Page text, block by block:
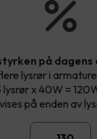
på
lysrør i
lysrør x 40W =
vises på enden av